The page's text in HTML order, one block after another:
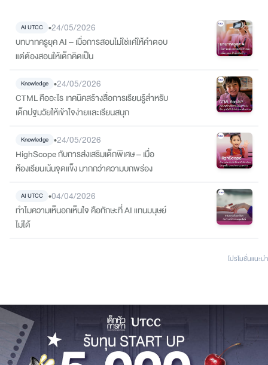
AI UTCC •24/05/2026
บทบาทครูยุค AI – เมื่อการสอนไม่ใช่แค่ให้คำตอบ
แต่ต้องสอนให้เด็กคิดเป็น
Knowledge •24/05/2026
CTML คืออะไร เทคนิคสร้างสื่อการเรียนรู้สำหรับ
เด็กปฐมวัยให้เข้าใจง่ายและเรียนสนุก
Knowledge •24/05/2026
HighScope กับการส่งเสริมเด็กพิเศษ – เมื่อ
ห้องเรียนเน้นจุดแข็ง มากกว่าความบกพร่อง
AI UTCC •04/04/2026
ทำไมความเห็นอกเห็นใจ คือทักษะที่ AI แทนมนุษย์
ไม่ได้
โปรโมชั่นแนะนํา